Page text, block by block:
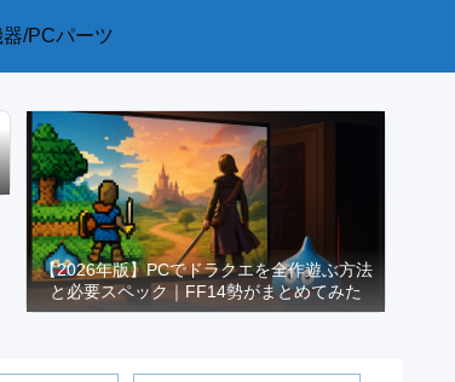
器/PCパーツ
【2026年版】PCでドラクエを全作遊ぶ方法
と必要スペック｜FF14勢がまとめてみた